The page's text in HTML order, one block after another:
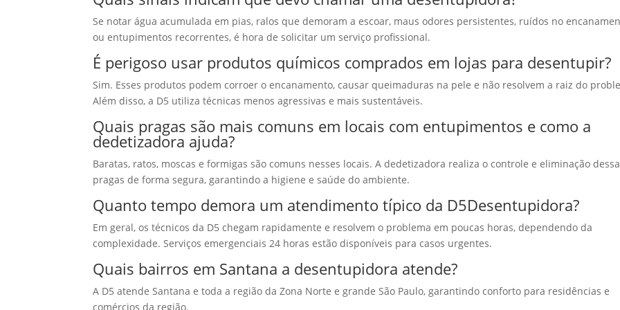
Se notar água acumulada em pias, ralos que demoram a escoar, maus odores persistentes, ruídos no
ou entupimentos recorrentes, é hora de solicitar um serviço profissional.
É perigoso usar produtos químicos comprados em lojas para desentupir?
Sim. Esses produtos podem corroer o encanamento, causar queimaduras na pele e não resolvem a raiz do
Além disso, a D5 utiliza técnicas menos agressivas e mais sustentáveis.
Quais pragas são mais comuns em locais com entupimentos e como a
dedetizadora ajuda?
Baratas, ratos, moscas e formigas são comuns nesses locais. A dedetizadora realiza o controle e eliminação
pragas de forma segura, garantindo a higiene e saúde do ambiente.
Quanto tempo demora um atendimento típico da D5Desentupidora?
Em geral, os técnicos da D5 chegam rapidamente e resolvem o problema em poucas horas, dependendo da
complexidade. Serviços emergenciais 24 horas estão disponíveis para casos urgentes.
Quais bairros em Santana a desentupidora atende?
A D5 atende Santana e toda a região da Zona Norte e grande São Paulo, garantindo conforto para residências e
comércios da região.